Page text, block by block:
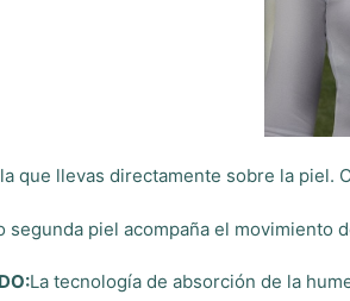
que llevas directamente sobre la
segunda piel acompaña el
La tecnología de absorción de la